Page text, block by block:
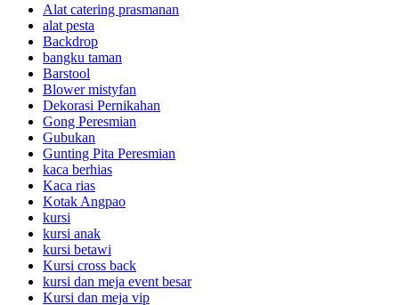
Alat catering prasmanan
alat pesta
Backdrop
bangku taman
Barstool
Blower mistyfan
Dekorasi Pernikahan
Gong Peresmian
Gubukan
Gunting Pita Peresmian
kaca berhias
Kaca rias
Kotak Angpao
kursi
kursi anak
kursi betawi
Kursi cross back
kursi dan meja event besar
Kursi dan meja vip